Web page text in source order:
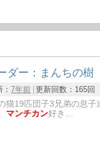
ダー：まんちの樹
：7年前 更新回数： 165回
猫19匹団子3兄弟の息
マンチカン好き…